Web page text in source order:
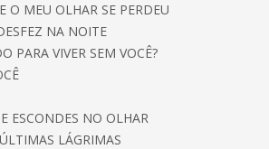
O MEU OLHAR SE PERDEU
NA NOITE
PARA VIVER SEM VOCÊ?
ESCONDES NO OLHAR
LÁGRIMAS